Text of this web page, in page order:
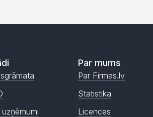
Par mums
Par Firmas.lv
Statistika
Licences